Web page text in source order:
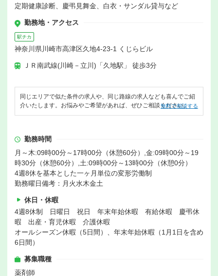
定期健康診断、慶弔見舞金、白衣・サンダル貸与など
勤務地・アクセス
駅チカ
神奈川県川崎市高津区久地4-23-1 くじらビル
ＪＲ南武線(川崎－立川)「久地駅」 徒歩3分
同じエリアで似た条件の求人や、同じ路線の求人なども喜んでご紹
介いたします。お悩みやご希望があれば、ぜひご相談ください。
無料で相談する
勤務時間
月～木:09時00分～17時00分（休憩60分）,金:09時00分～19
時30分（休憩60分）,土:09時00分～13時00分（休憩0分）
4週8休を基本とした一ヶ月単位の変形労働制
勤務曜日備考：月火水木金土
休日・休暇
4週8休制 日曜日 祝日 年末年始休暇 有給休暇 慶弔休
暇 出産・育児休暇 介護休暇
オールシーズン休暇（5日間）、年末年始休暇（1月1日を含め
6日間）
募集職種
薬剤師